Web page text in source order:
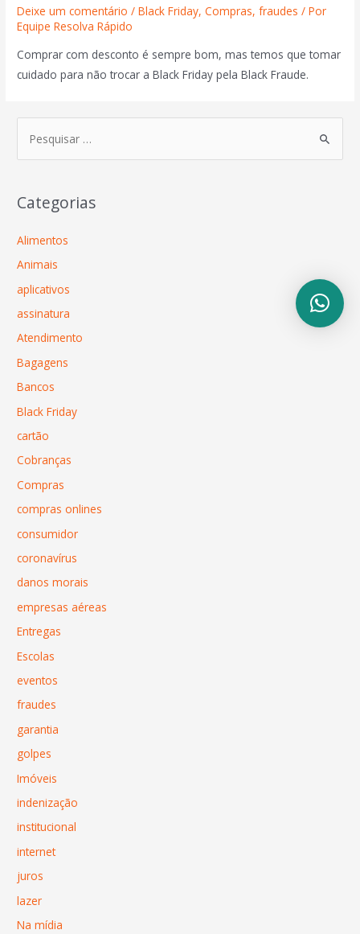
Deixe um comentário /Black Friday,Compras,fraudes / Por
Equipe Resolva Rápido
Comprar com desconto é sempre bom, mas temos que tomar
cuidado para não trocar a Black Friday pela Black Fraude.
Categorias
Alimentos
Animais
aplicativos
assinatura
Atendimento
Bagagens
Bancos
Black Friday
cartão
Cobranças
Compras
compras onlines
consumidor
coronavírus
danos morais
empresas aéreas
Entregas
Escolas
eventos
fraudes
garantia
golpes
Imóveis
indenização
institucional
internet
juros
lazer
Na mídia